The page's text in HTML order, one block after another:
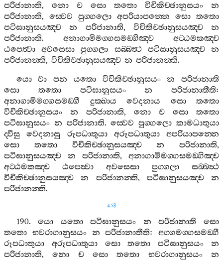
පරිජානාති, නො ච සො තතො විචිකිච‍්ඡානුසයං
න
පරිජානාති, ස‍්වෙව පුග‍්ගලො අපරියාපන‍්නෙ සො තතො
පටිඝානුසයඤ‍්ච
න පරිජානාති, විචිකිච‍්ඡානුසයඤ‍්ච
න
පරිජානාති. අනාගාමිමග‍්ගසමඞ‍්ගිඤ‍්ච
අට‍්ඨමකඤ‍්ච
ඨපෙත්‍වා
අවසෙසා පුග‍්ගලා සබ‍්බත්‍ථ පටිඝානුසයඤ‍්ච
න
පරිජානන‍්ති, විචිකිච‍්ඡානුසයඤ‍්ච න පරිජානන‍්ති.
යො
වා පන යතො විචිකිච‍්ඡානුසයං න
පරිජානාති
සො
තතො පටිඝානුසයං න පරිජානාතීති:
අනාගාමිමග‍්ගසමඞ‍්ගී
දුක‍්ඛාය වෙදනාය සො
තතො
විචිකිච‍්ඡානුසයං
න පරිජානාති, නො ච සො
තතො
පටිඝානුසයං න පරිජානාති.ස‍්වෙව පුග‍්ගලො කාමධාතුයා
ද‍්වීසු
වෙදනාසු රූපධාතුයා අරූපධාතුයා
අපරියාපන‍්නෙ
සො
තතො විචිකිච‍්ඡානුසයඤ‍්ච න පරිජානාති,
පටිඝානුසයඤ‍්ච
න පරිජානාති, අනාගාමිමග‍්ගසමඞ‍්ගිඤ‍්ච
අට‍්ඨමකඤ‍්ච
ඨපෙත්‍වා අවසෙසා පුග‍්ගලා
සබ‍්බත්‍ථ
විචිකිච‍්ඡානුසයඤ‍්ච
න පරිජානන‍්ති, පටිඝානුසයඤ‍්ච
න
පරිජානන‍්ති.
458
190.යො යතො පටිඝානුසයං න පරිජානාති
සො
තතො භවරාගානුසයං න පරිජානාතීති: අග‍්ගමග‍්ගසමඞ‍්ගී
රූපධාතුයා
අරූපධාතුයා සො තතො පටිඝානුසයං
න
පරිජානාති,නො ච සො තතො භවරාගානුසයං
න